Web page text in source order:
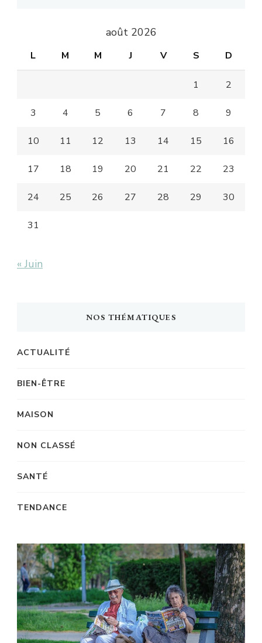
août 2026
L M M J V S D
1 2
3 4 5 6 7 8 9
10 11 12 13 14 15 16
17 18 19 20 21 22 23
24 25 26 27 28 29 30
31
« Juin
NOS THÉMATIQUES
ACTUALITÉ
BIEN-ÊTRE
MAISON
NON CLASSÉ
SANTÉ
TENDANCE